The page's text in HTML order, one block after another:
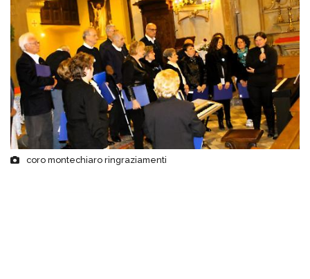
coro montechiaro ringraziamenti